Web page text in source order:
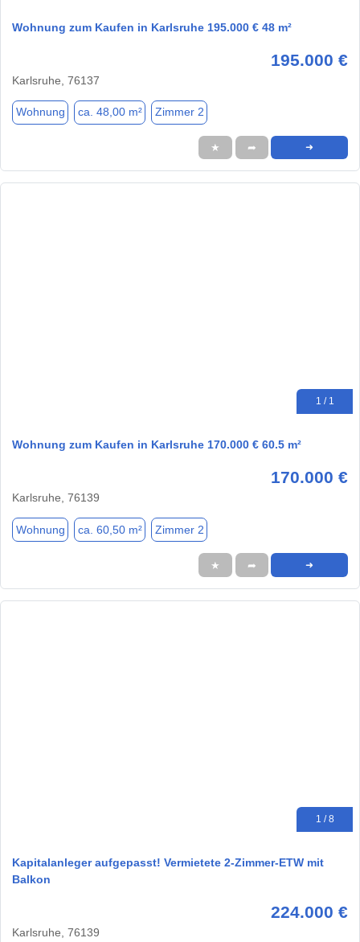
Wohnung zum Kaufen in Karlsruhe 195.000 € 48 m²
195.000 €
Karlsruhe, 76137
Wohnung ca. 48,00 m² Zimmer 2
★ ➦ ➜
1 / 1
Wohnung zum Kaufen in Karlsruhe 170.000 € 60.5 m²
170.000 €
Karlsruhe, 76139
Wohnung ca. 60,50 m² Zimmer 2
★ ➦ ➜
1 / 8
Kapitalanleger aufgepasst! Vermietete 2-Zimmer-ETW mit
Balkon
224.000 €
Karlsruhe, 76139